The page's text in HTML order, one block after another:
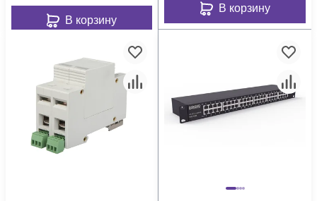
В корзину
В корзину